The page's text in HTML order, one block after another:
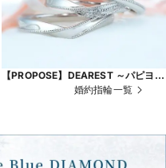
【PROPOSE】DEAREST ～パピヨン
婚約指輪一覧